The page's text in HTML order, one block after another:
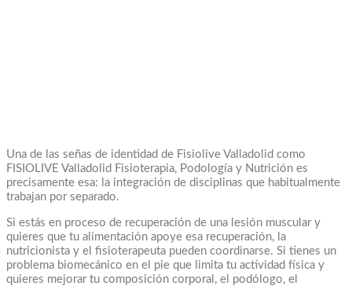
Una de las señas de identidad de Fisiolive Valladolid como
FISIOLIVE Valladolid Fisioterapia, Podología y Nutrición es
precisamente esa: la integración de disciplinas que habitualmente
trabajan por separado.
Si estás en proceso de recuperación de una lesión muscular y
quieres que tu alimentación apoye esa recuperación, la
nutricionista y el fisioterapeuta pueden coordinarse. Si tienes un
problema biomecánico en el pie que limita tu actividad física y
quieres mejorar tu composición corporal, el podólogo, el